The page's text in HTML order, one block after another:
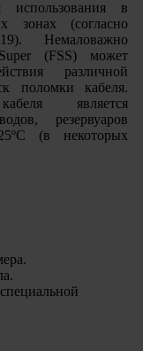
использования в
зонах (согласно
Немаловажно
(FSS) может
различной
поломки кабеля.
является
резервуаров
(в некоторых